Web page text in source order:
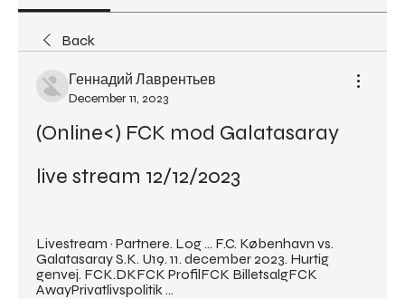
Back
Геннадий Лаврентьев
December 11, 2023
(Online<) FCK mod Galatasaray
live stream 12/12/2023
Livestream · Partnere. Log ... F.C. København vs.
Galatasaray S.K. U19. 11. december 2023. Hurtig
genvej. FCK.DKFCK ProfilFCK BilletsalgFCK
AwayPrivatlivspolitik ...